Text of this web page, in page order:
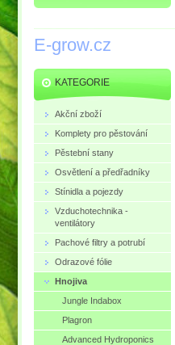
E-grow.cz
KATEGORIE
Akční zboží
Komplety pro pěstování
Pěstební stany
Osvětlení a předřadníky
Stínidla a pojezdy
Vzduchotechnika -
ventilátory
Pachové filtry a potrubí
Odrazové fólie
Hnojiva
Jungle Indabox
Plagron
Advanced Hydroponics